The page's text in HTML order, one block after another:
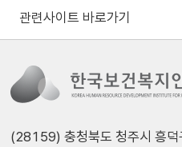
관련사이트 바로가기
(28159) 충청북도 청주시 흥